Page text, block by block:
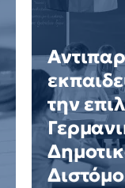
την